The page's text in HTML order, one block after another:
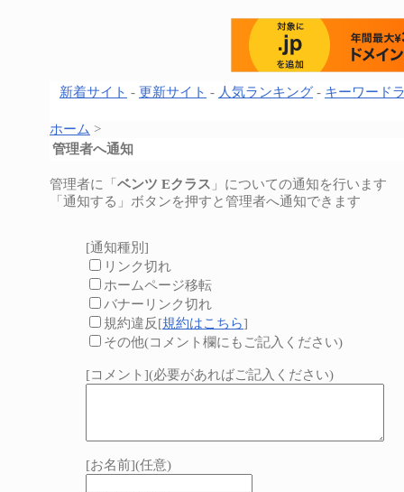
新着サイト - 更新サイト - 人気ランキング - キーワード
ホーム >
管理者へ通知
管理者に「 ベンツ Eクラス 」についての通知を行います
「通知する」ボタンを押すと管理者へ通知できます
[通知種別]
リンク切れ
ホームページ移転
バナーリンク切れ
規約違反[規約はこちら]
その他(コメント欄にもご記入ください)
[コメント](必要があればご記入ください)
[お名前](任意)